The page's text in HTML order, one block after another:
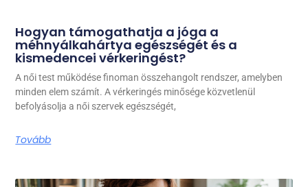
Hogyan támogathatja a jóga a
méhnyálkahártya egészségét és a
kismedencei vérkeringést?
A női test működése finoman összehangolt rendszer, amelyben
minden elem számít. A vérkeringés minősége közvetlenül
befolyásolja a női szervek egészségét,
Tovább